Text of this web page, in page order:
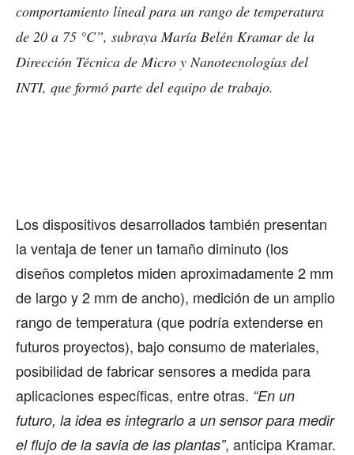
comportamiento lineal para un rango de temperatura
de 20 a 75 °C”, subraya María Belén Kramar de la
Dirección Técnica de Micro y Nanotecnologías del
INTI, que formó parte del equipo de trabajo.
Los dispositivos desarrollados también presentan
la ventaja de tener un tamaño diminuto (los
diseños completos miden aproximadamente 2 mm
de largo y 2 mm de ancho), medición de un amplio
rango de temperatura (que podría extenderse en
futuros proyectos), bajo consumo de materiales,
posibilidad de fabricar sensores a medida para
aplicaciones específicas, entre otras. “En un
futuro, la idea es integrarlo a un sensor para medir
el flujo de la savia de las plantas”, anticipa Kramar.